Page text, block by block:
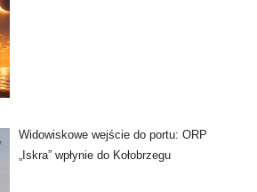
Widowiskowe wejście do portu: ORP
„Iskra” wpłynie do Kołobrzegu